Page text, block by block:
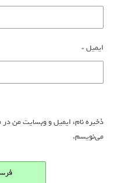
ایمیل*
ذخیره نام، ایمیل و وبسایت من در
می‌نویسم.